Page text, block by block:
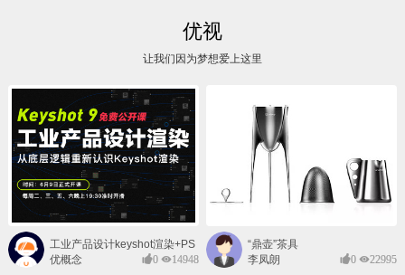
优视
让我们因为梦想爱上这里
工业产品设计keyshot渲染+PS
后期班
优概念 0 14948
“鼎壶”茶具
李凤朗
0 22995